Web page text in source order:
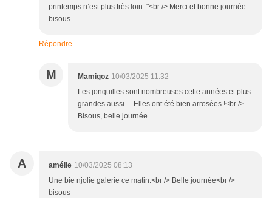
printemps n’est plus très loin ."<br /> Merci et bonne journée
bisous
Répondre
M Mamigoz 10/03/2025 11:32
Les jonquilles sont nombreuses cette années et plus
grandes aussi.... Elles ont été bien arrosées !<br />
Bisous, belle journée
A amélie 10/03/2025 08:13
Une bie njolie galerie ce matin.<br /> Belle journée<br />
bisous